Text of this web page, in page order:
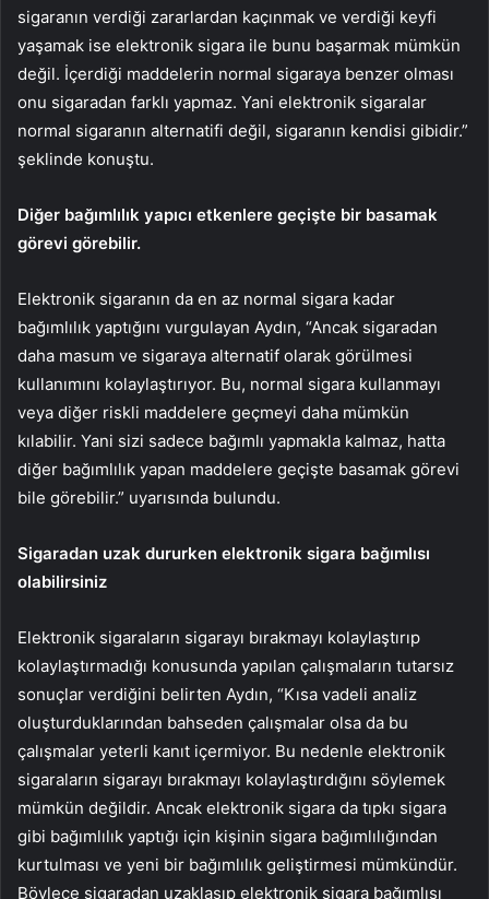
sigaranın verdiği zararlardan kaçınmak ve verdiği keyfi
yaşamak ise elektronik sigara ile bunu başarmak mümkün
değil. İçerdiği maddelerin normal sigaraya benzer olması
onu sigaradan farklı yapmaz. Yani elektronik sigaralar
normal sigaranın alternatifi değil, sigaranın kendisi gibidir.”
şeklinde konuştu.
Diğer bağımlılık yapıcı etkenlere geçişte bir basamak
görevi görebilir.
Elektronik sigaranın da en az normal sigara kadar
bağımlılık yaptığını vurgulayan Aydın, “Ancak sigaradan
daha masum ve sigaraya alternatif olarak görülmesi
kullanımını kolaylaştırıyor. Bu, normal sigara kullanmayı
veya diğer riskli maddelere geçmeyi daha mümkün
kılabilir. Yani sizi sadece bağımlı yapmakla kalmaz, hatta
diğer bağımlılık yapan maddelere geçişte basamak görevi
bile görebilir.” uyarısında bulundu.
Sigaradan uzak dururken elektronik sigara bağımlısı
olabilirsiniz
Elektronik sigaraların sigarayı bırakmayı kolaylaştırıp
kolaylaştırmadığı konusunda yapılan çalışmaların tutarsız
sonuçlar verdiğini belirten Aydın, “Kısa vadeli analiz
oluşturduklarından bahseden çalışmalar olsa da bu
çalışmalar yeterli kanıt içermiyor. Bu nedenle elektronik
sigaraların sigarayı bırakmayı kolaylaştırdığını söylemek
mümkün değildir. Ancak elektronik sigara da tıpkı sigara
gibi bağımlılık yaptığı için kişinin sigara bağımlılığından
kurtulması ve yeni bir bağımlılık geliştirmesi mümkündür.
Böylece sigaradan uzaklaşıp elektronik sigara bağımlısı